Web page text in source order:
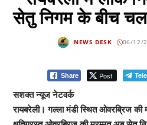
सेतु निगम के बीच चल
NEWS DESK 06/12/
Share Post
सशक्त न्यूज नेटवर्क
रायबरेली। गल्ला मंडी स्थित ओवरब्रिज की